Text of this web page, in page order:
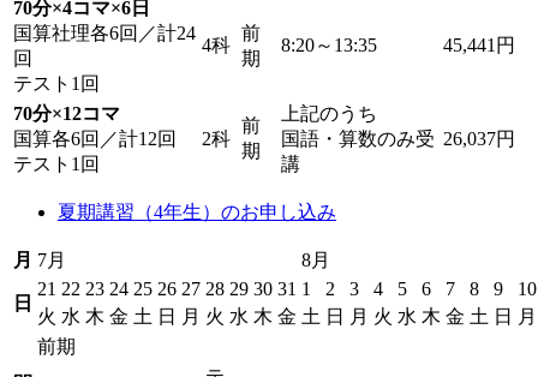
70分×4コマ×6日
国算社理各6回／計24
回
テスト1回
4科
前
期
8:20～13:35 45,441円
70分×12コマ
国算各6回／計12回
テスト1回
2科
前
期
上記のうち
国語・算数のみ受
講
26,037円
夏期講習（4年生）のお申し込み
月 7月 8月
日
21 22 23 24 25 26 27 28 29 30 31 1 2 3 4 5 6 7 8 9
10
火 水 木 金 土 日 月 火 水 木 金 土 日 月 火 水 木 金 土 日 月
前期